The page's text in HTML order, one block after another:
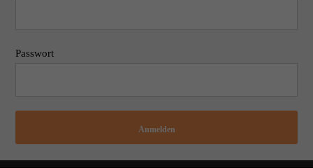
Passwort
Anmelden